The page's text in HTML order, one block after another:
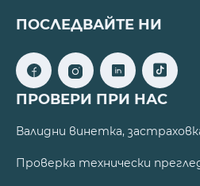
ПОСЛЕДВАЙТЕ НИ
ПРОВЕРИ ПРИ НАС
Валидни винетка,
Проверка технически